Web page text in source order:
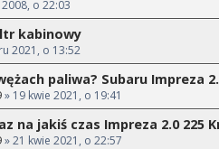
o 22:03
kabinowy
2021, o 13:52
paliwa? Subaru Impreza
» 19 kwie 2021, o 19:41
na jakiś czas Impreza 2.0 225
» 21 kwie 2021, o 22:57